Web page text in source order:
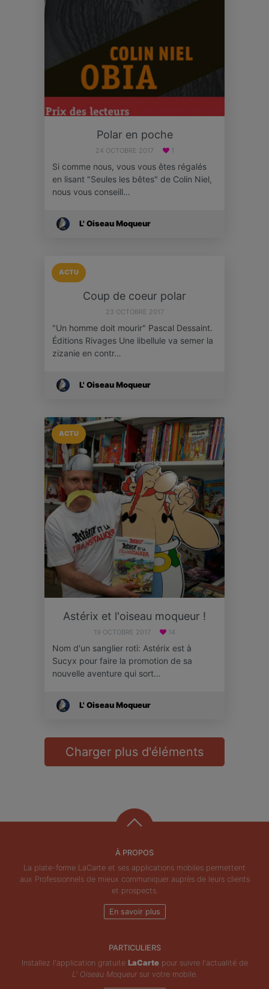
Polar en poche
24 OCTOBRE 2017 1
Si comme nous, vous vous êtes régalés
en lisant "Seules les bêtes" de Colin Niel,
nous vous conseill…
L' Oiseau Moqueur
ACTU
Coup de coeur polar
23 OCTOBRE 2017
"Un homme doit mourir" Pascal Dessaint.
Éditions Rivages Une libellule va semer la
zizanie en contr…
L' Oiseau Moqueur
ACTU
Astérix et l'oiseau moqueur !
19 OCTOBRE 2017 14
Nom d'un sanglier roti: Astérix est à
Sucyx pour faire la promotion de sa
nouvelle aventure qui sort…
L' Oiseau Moqueur
Charger plus d'éléments
À PROPOS
La plate-forme LaCarte et ses applications mobiles permettent
aux Professionnels de mieux communiquer auprès de leurs clients
et prospects.
En savoir plus
PARTICULIERS
Installez l'application gratuite LaCartepour suivre l'actualité de
L' Oiseau Moqueursur votre mobile.